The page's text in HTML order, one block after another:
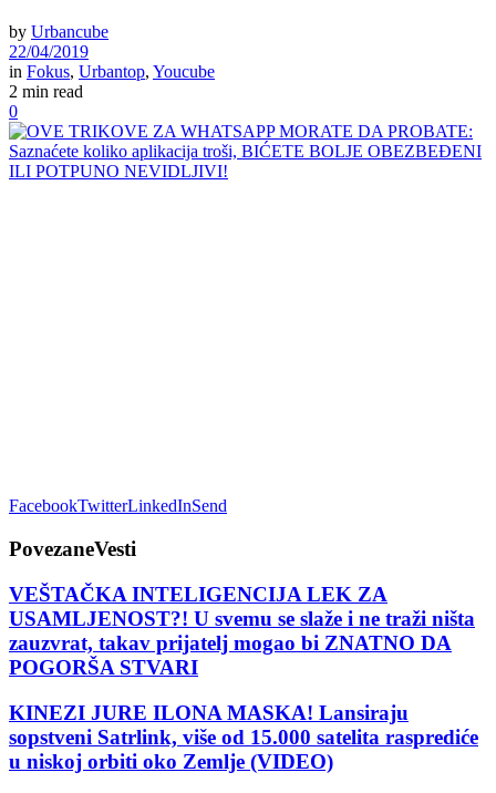
by Urbancube
22/04/2019
in Fokus, Urbantop, Youcube
2 min read
0
FacebookTwitterLinkedInSend
PovezaneVesti
VEŠTAČKA INTELIGENCIJA LEK ZA
USAMLJENOST?! U svemu se slaže i ne traži ništa
zauzvrat, takav prijatelj mogao bi ZNATNO DA
POGORŠA STVARI
KINEZI JURE ILONA MASKA! Lansiraju
sopstveni Satrlink, više od 15.000 satelita rasprediće
u niskoj orbiti oko Zemlje (VIDEO)